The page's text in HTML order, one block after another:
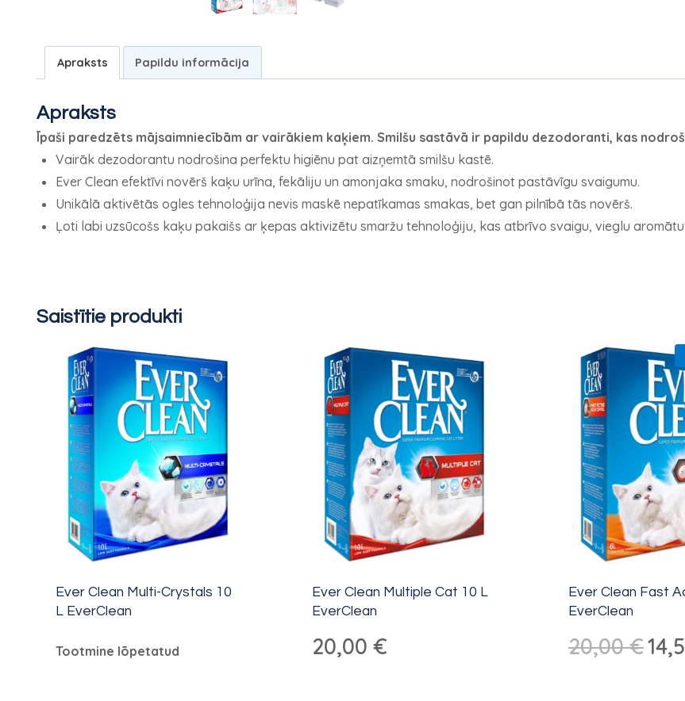
Apraksts Papildu informācija
Apraksts
Īpaši paredzēts mājsaimniecībām ar vairākiem kaķiem. Smilšu sastāvā ir papildu dezodoranti, kas
Vairāk dezodorantu nodrošina perfektu higiēnu pat aizņemtā smilšu kastē.
Ever Clean efektīvi novērš kaķu urīna, fekāliju un amonjaka smaku, nodrošinot pastāvīgu svaigumu.
Unikālā aktivētās ogles tehnoloģija nevis maskē nepatīkamas smakas, bet gan pilnībā tās novērš.
Ļoti labi uzsūcošs kaķu pakaišs ar ķepas aktivizētu smaržu tehnoloģiju, kas atbrīvo svaigu, vieglu
Saistītie produkti
Ever Clean Multi-Crystals 10
L EverClean
Tootmine lõpetatud
Ever Clean Multiple Cat 10 L
EverClean
20,00€
Ever Clean Fast
EverClean
20,00€